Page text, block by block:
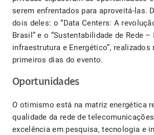
serem enfrentados para aproveitá-las.
dois deles: o “Data Centers: A
Brasil” e o “Sustentabilidade de Rede
infraestrutura e Energético”, realizados
primeiros dias do evento.
Oportunidades
O otimismo está na matriz energética
qualidade da rede de
excelência em pesquisa, tecnologia e